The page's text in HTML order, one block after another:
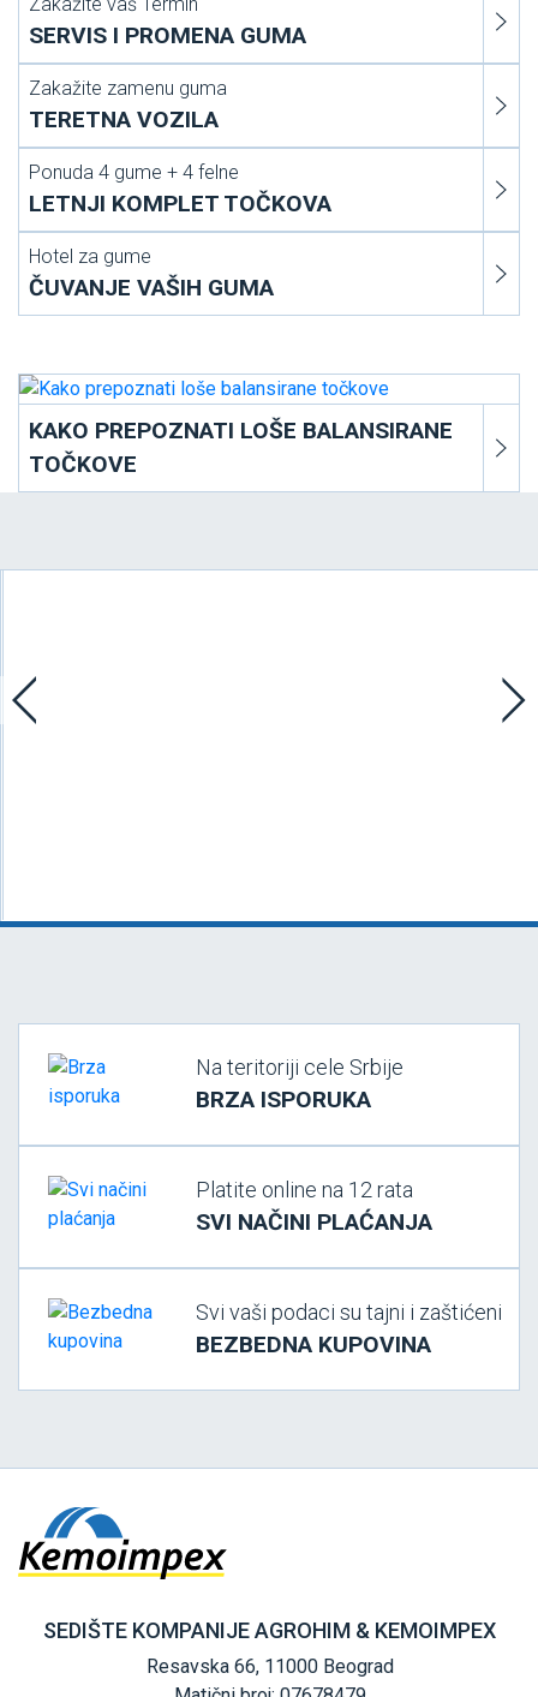
SERVIS I PROMENA GUMA
Zakažite zamenu guma
TERETNA VOZILA
Ponuda 4 gume + 4 felne
LETNJI KOMPLET TOČKOVA
Hotel za gume
ČUVANJE VAŠIH GUMA
KAKO PREPOZNATI LOŠE BALANSIRANE
TOČKOVE
Na teritoriji cele Srbije
BRZA ISPORUKA
Platite online na 12 rata
SVI NAČINI PLAĆANJA
Svi vaši podaci su tajni i zaštićeni
BEZBEDNA KUPOVINA
SEDIŠTE KOMPANIJE AGROHIM & KEMOIMPEX
Resavska 66, 11000 Beograd